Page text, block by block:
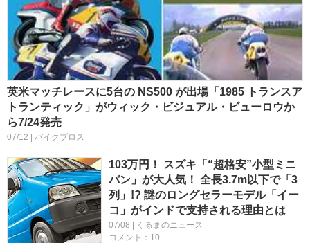
英米マッチレースに5台の NS500 が出場「1985 トランスア
トランティック」がウィック・ビジュアル・ビューロウか
ら7/24発売
07/12 | バイクブロス
103万円！ スズキ「“超格安”小型ミニ
バン」が大人気！ 全長3.7m以下で「3
列」!? 謎のロングセラーモデル「イー
コ」がインドで支持される理由とは
07/08 | くるまのニュース
コメント：10